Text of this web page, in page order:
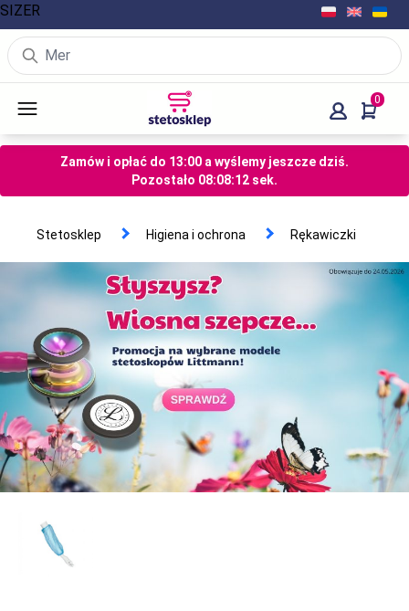
0
Zamów i opłać do 13:00 a wyślemy jeszcze dziś.
Pozostało 08:08:11 sek.
Stetosklep Higiena i ochrona Rękawiczki
SIZER